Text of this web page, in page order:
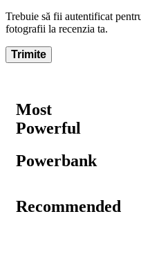
Trebuie să fii autentificat
fotografii la recenzia ta.
Most
Powerful
Powerbank
Recommended